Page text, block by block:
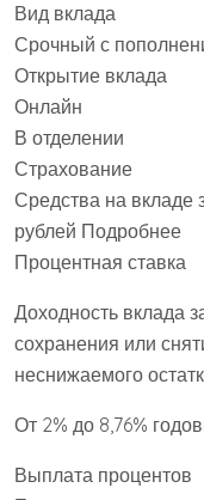
Вид вклада
Срочный с
Открытие вклада
Онлайн
В отделении
Страхование
Средства на вкладе
рублей Подробнее
Процентная ставка
Доходность вклада
сохранения или
неснижаемого
От 2% до 8,76%
Выплата процентов